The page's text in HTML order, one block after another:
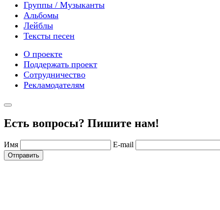
Группы / Музыканты
Альбомы
Лейблы
Тексты песен
О проекте
Поддержать проект
Сотрудничество
Рекламодателям
Есть вопросы? Пишите нам!
Имя E-mail